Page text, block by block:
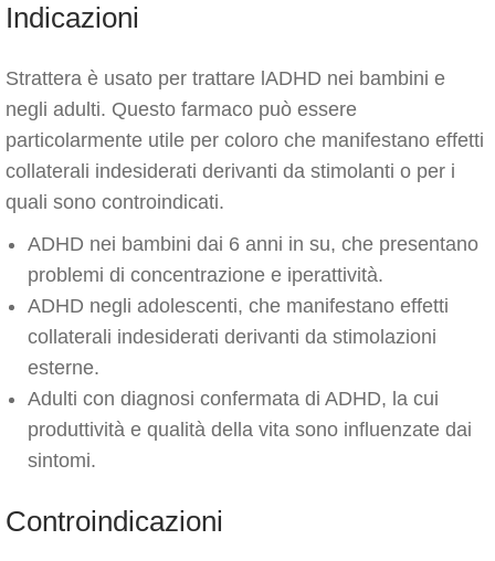
Indicazioni
Strattera è usato per trattare lADHD nei bambini e
negli adulti. Questo farmaco può essere
particolarmente utile per coloro che manifestano effetti
collaterali indesiderati derivanti da stimolanti o per i
quali sono controindicati.
ADHD nei bambini dai 6 anni in su, che presentano
problemi di concentrazione e iperattività.
ADHD negli adolescenti, che manifestano effetti
collaterali indesiderati derivanti da stimolazioni
esterne.
Adulti con diagnosi confermata di ADHD, la cui
produttività e qualità della vita sono influenzate dai
sintomi.
Controindicazioni